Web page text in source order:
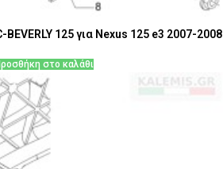
125 για Nexus 125 e3 2007-2008
στο καλάθι